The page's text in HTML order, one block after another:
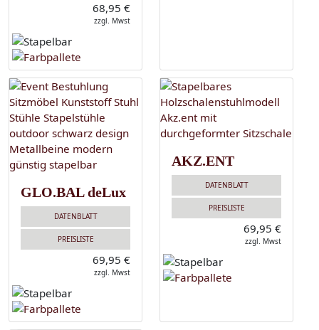
68,95 €
zzgl. Mwst
GLO.BAL deLux
DATENBLATT
PREISLISTE
69,95 €
zzgl. Mwst
AKZ.ENT
DATENBLATT
PREISLISTE
69,95 €
zzgl. Mwst